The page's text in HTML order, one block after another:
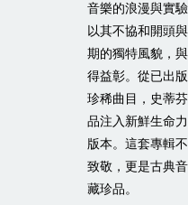
音樂的浪漫與實
以其不協和開頭
期的獨特風貌，
得益彰。從已出
珍稀曲目，史蒂
品注入新鮮生命
版本。這套專輯
致敬，更是古典
藏珍品。